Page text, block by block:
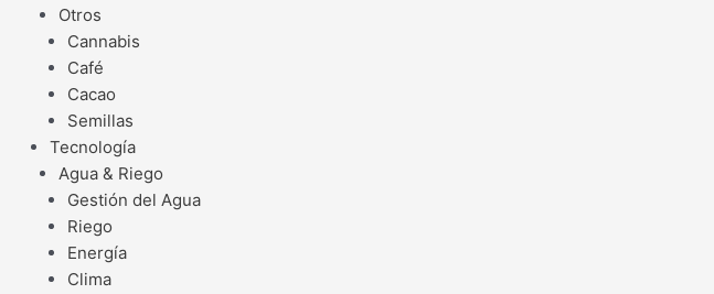
Otros
Cannabis
Café
Cacao
Semillas
Tecnología
Agua & Riego
Gestión del Agua
Riego
Energía
Clima